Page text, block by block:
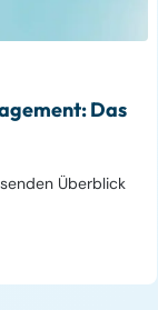
Das
Überblick